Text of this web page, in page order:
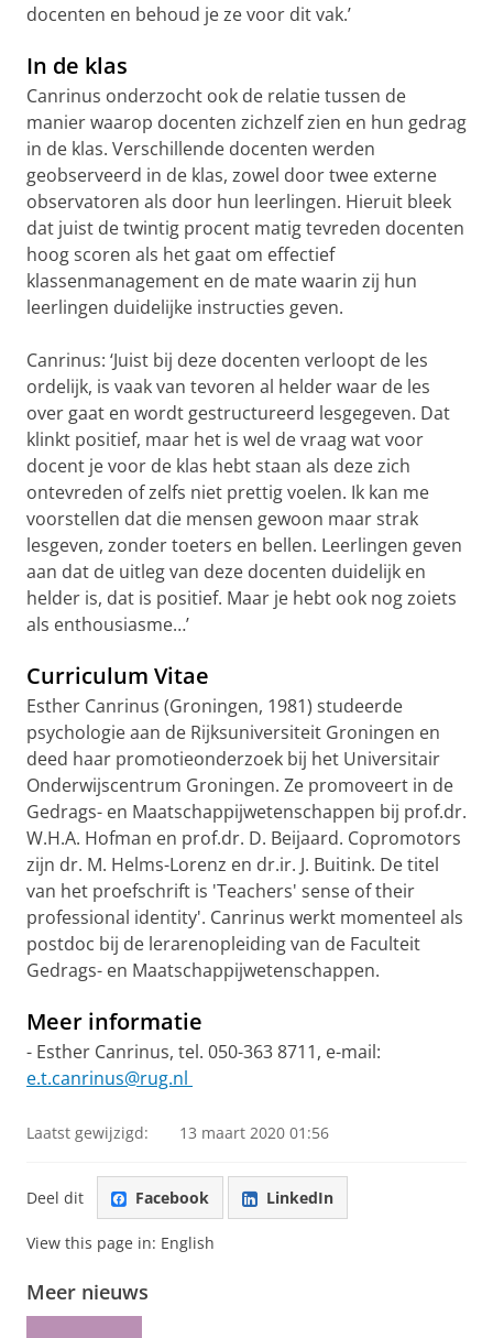
docenten en behoud je ze voor dit vak.’
In de klas
Canrinus onderzocht ook de relatie tussen de
manier waarop docenten zichzelf zien en hun gedrag
in de klas. Verschillende docenten werden
geobserveerd in de klas, zowel door twee externe
observatoren als door hun leerlingen. Hieruit bleek
dat juist de twintig procent matig tevreden docenten
hoog scoren als het gaat om effectief
klassenmanagement en de mate waarin zij hun
leerlingen duidelijke instructies geven.
Canrinus: ‘Juist bij deze docenten verloopt de les
ordelijk, is vaak van tevoren al helder waar de les
over gaat en wordt gestructureerd lesgegeven. Dat
klinkt positief, maar het is wel de vraag wat voor
docent je voor de klas hebt staan als deze zich
ontevreden of zelfs niet prettig voelen. Ik kan me
voorstellen dat die mensen gewoon maar strak
lesgeven, zonder toeters en bellen. Leerlingen geven
aan dat de uitleg van deze docenten duidelijk en
helder is, dat is positief. Maar je hebt ook nog zoiets
als enthousiasme…’
Curriculum Vitae
Esther Canrinus (Groningen, 1981) studeerde
psychologie aan de Rijksuniversiteit Groningen en
deed haar promotieonderzoek bij het Universitair
Onderwijscentrum Groningen. Ze promoveert in de
Gedrags- en Maatschappijwetenschappen bij prof.dr.
W.H.A. Hofman en prof.dr. D. Beijaard. Copromotors
zijn dr. M. Helms-Lorenz en dr.ir. J. Buitink. De titel
van het proefschrift is 'Teachers' sense of their
professional identity'. Canrinus werkt momenteel als
postdoc bij de lerarenopleiding van de Faculteit
Gedrags- en Maatschappijwetenschappen.
Meer informatie
- Esther Canrinus, tel. 050-363 8711, e-mail:
e.t.canrinus@rug.nl
Laatst gewijzigd: 13 maart 2020 01:56
Deel dit Facebook LinkedIn
View this page in: English
Meer nieuws